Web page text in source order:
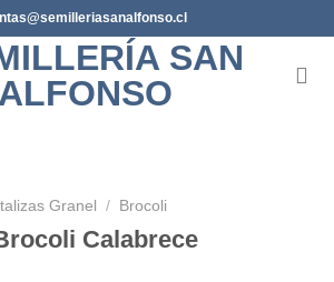
Granel / Brocoli
Calabrece